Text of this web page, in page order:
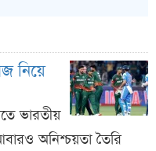
নিয়ে
ভারতীয়
অনিশ্চয়তা তৈরি